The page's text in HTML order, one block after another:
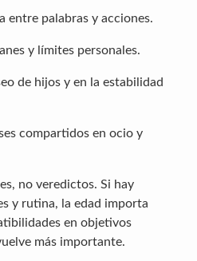
entre palabras y acciones.
y límites personales.
de hijos y en la estabilidad
compartidos en ocio y
no veredictos. Si hay
y rutina, la edad importa
en objetivos
más importante.